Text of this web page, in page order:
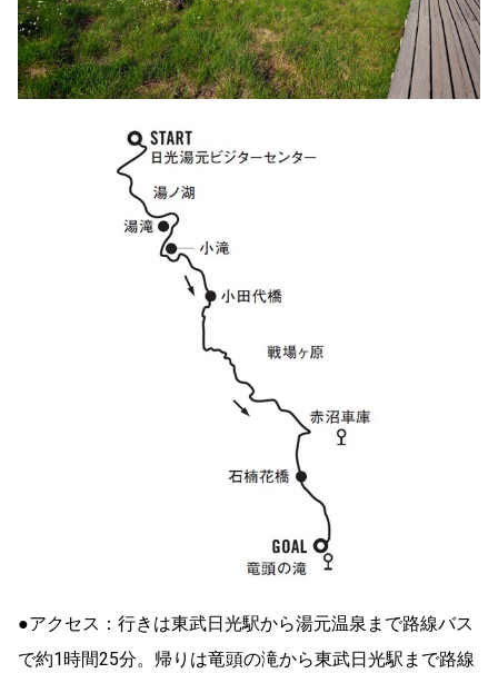
●アクセス：行きは東武日光駅から湯元温泉まで路線バス
で約1時間25分。帰りは竜頭の滝から東武日光駅まで路線